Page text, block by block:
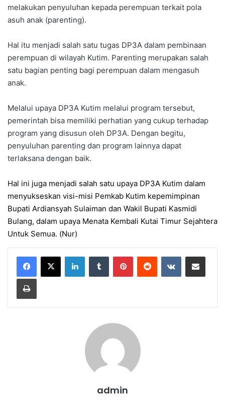
melakukan penyuluhan kepada perempuan terkait pola
asuh anak (parenting).
Hal itu menjadi salah satu tugas DP3A dalam pembinaan
perempuan di wilayah Kutim. Parenting merupakan salah
satu bagian penting bagi perempuan dalam mengasuh
anak.
Melalui upaya DP3A Kutim melalui program tersebut,
pemerintah bisa memiliki perhatian yang cukup terhadap
program yang disusun oleh DP3A. Dengan begitu,
penyuluhan parenting dan program lainnya dapat
terlaksana dengan baik.
Hal ini juga menjadi salah satu upaya DP3A Kutim dalam
menyukseskan visi-misi Pemkab Kutim kepemimpinan
Bupati Ardiansyah Sulaiman dan Wakil Bupati Kasmidi
Bulang, dalam upaya Menata Kembali Kutai Timur Sejahtera
Untuk Semua. (Nur)
admin